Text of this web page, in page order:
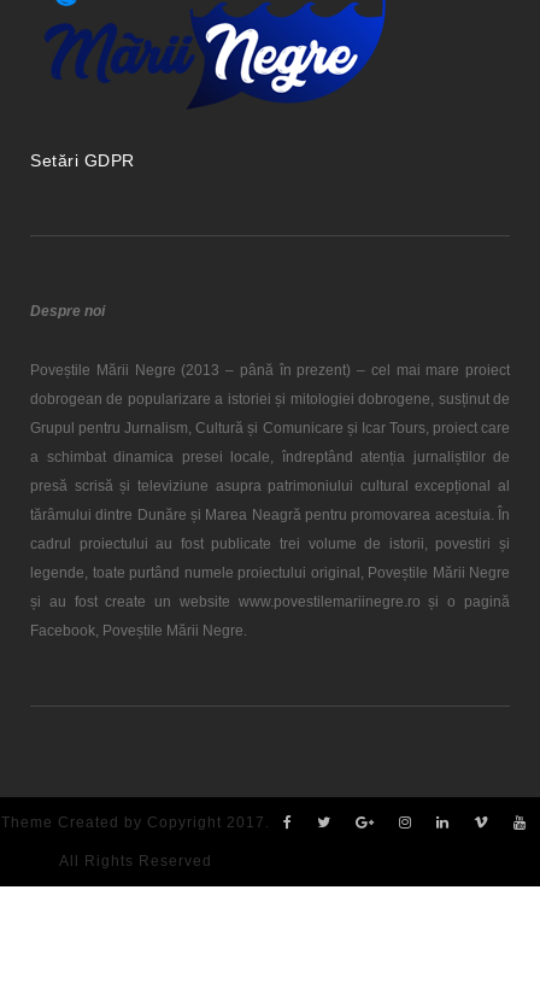
Setări GDPR
Despre noi
Poveștile Mării Negre (2013 – până în prezent) – cel mai mare proiect
dobrogean de popularizare a istoriei și mitologiei dobrogene, susținut de
Grupul pentru Jurnalism, Cultură și Comunicare și Icar Tours, proiect care
a schimbat dinamica presei locale, îndreptând atenția jurnaliștilor de
presă scrisă și televiziune asupra patrimoniului cultural excepțional al
tărâmului dintre Dunăre și Marea Neagră pentru promovarea acestuia. În
cadrul proiectului au fost publicate trei volume de istorii, povestiri și
legende, toate purtând numele proiectului original, Poveștile Mării Negre
și au fost create un website www.povestilemariinegre.ro și o pagină
Facebook, Poveștile Mării Negre.
Theme Created by Copyright 2017.
All Rights Reserved